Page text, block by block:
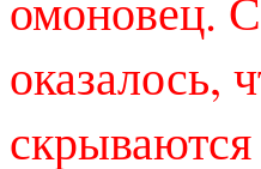
оказалось,